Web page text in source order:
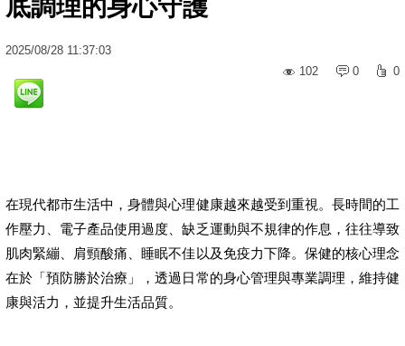
底調理的身心守護
2025/08/28 11:37:03
102
0 0
在現代都市生活中，身體與心理健康越來越受到重視。長時間的工
作壓力、電子產品使用過度、缺乏運動與不規律的作息，往往導致
肌肉緊繃、肩頸酸痛、睡眠不佳以及免疫力下降。保健的核心理念
在於「預防勝於治療」，透過日常的身心管理與專業調理，維持健
康與活力，並提升生活品質。